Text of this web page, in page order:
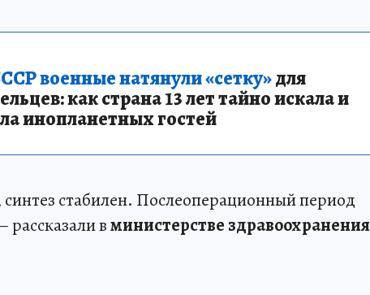
военные натянули «сетку»для
как страна 13 лет тайно искала и
инопланетных гостей
стабилен. Послеоперационный период
рассказали вминистерстве здравоохранения